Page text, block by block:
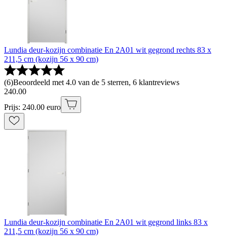
Lundia deur-kozijn combinatie En 2A01 wit gegrond rechts 83 x
211,5 cm (kozijn 56 x 90 cm)
(6)Beoordeeld met 4.0 van de 5 sterren, 6 klantreviews
240.00
Prijs: 240.00 euro
Lundia deur-kozijn combinatie En 2A01 wit gegrond links 83 x
211,5 cm (kozijn 56 x 90 cm)